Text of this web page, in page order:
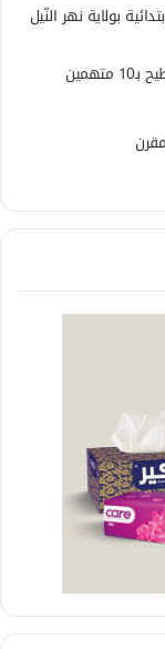
بولاية نهر النّيل